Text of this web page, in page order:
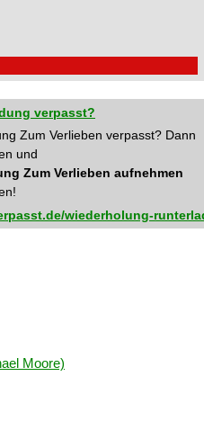
verpasst?
Zum Verlieben verpasst? Dann
und
Zum Verlieben aufnehmen
wiederholung-
Moore)